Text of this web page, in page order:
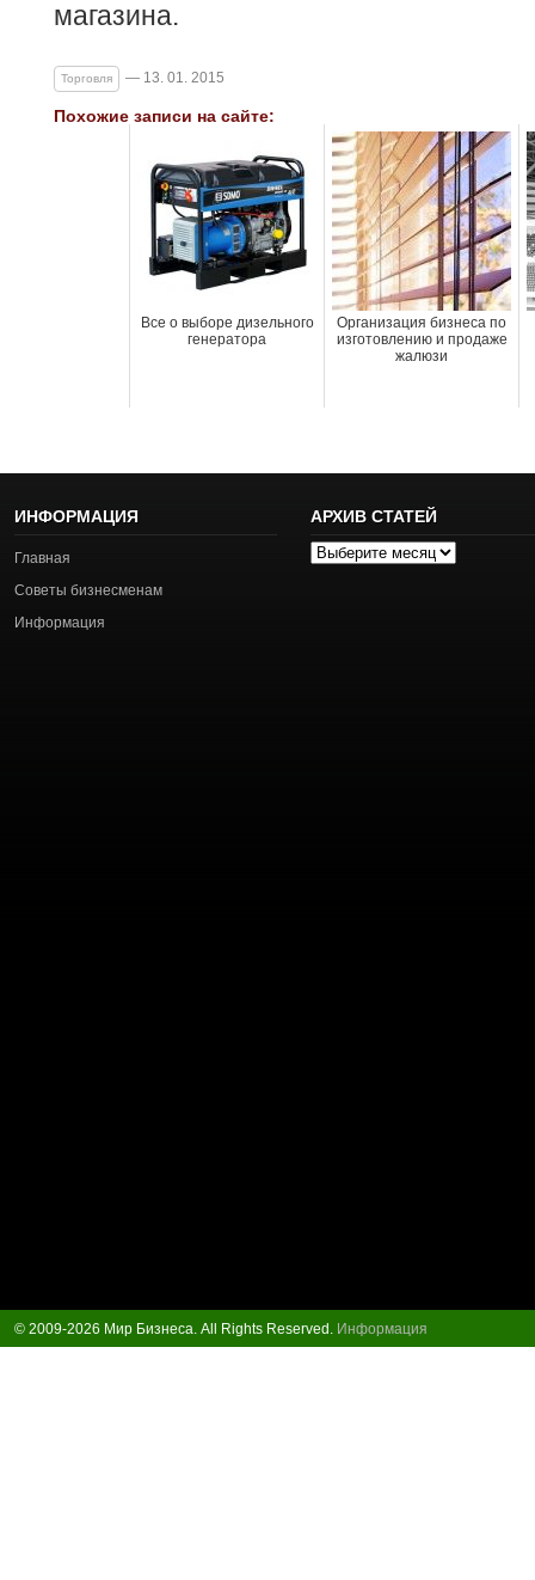
магазина.
Торговля — 13. 01. 2015
Похожие записи на сайте:
Все о выборе дизельного
генератора
Организация бизнеса по
изготовлению и продаже
жалюзи
ИНФОРМАЦИЯ
Главная
Советы бизнесменам
Информация
АРХИВ СТАТЕЙ
Архив
© 2009-2026 Мир Бизнеса. All Rights Reserved. Информация